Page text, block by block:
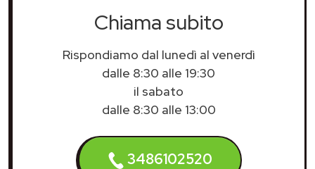
Chiama subito
Rispondiamo dal lunedì al venerdì
dalle 8:30 alle 19:30
il sabato
dalle 8:30 alle 13:00
3486102520